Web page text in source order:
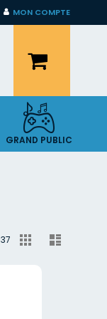
MON COMPTE
Mon panier
GRAND PUBLIC
en
Grille
37